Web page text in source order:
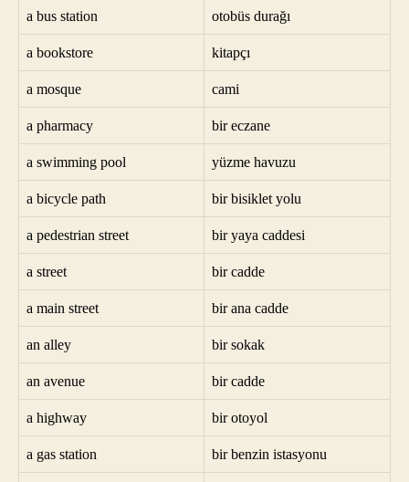
a bus station otobüs durağı
a bookstore kitapçı
a mosque cami
a pharmacy bir eczane
a swimming pool yüzme havuzu
a bicycle path bir bisiklet yolu
a pedestrian street bir yaya caddesi
a street bir cadde
a main street bir ana cadde
an alley bir sokak
an avenue bir cadde
a highway bir otoyol
a gas station bir benzin istasyonu